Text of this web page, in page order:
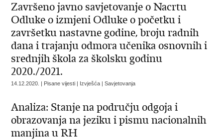
Završeno javno savjetovanje o Nacrtu
Odluke o izmjeni Odluke o početku i
završetku nastavne godine, broju radnih
dana i trajanju odmora učenika osnovnih i
srednjih škola za školsku godinu
2020./2021.
14.12.2020. | Pisane vijesti | Izvješća | Savjetovanja
Analiza: Stanje na području odgoja i
obrazovanja na jeziku i pismu nacionalnih
manjina u RH